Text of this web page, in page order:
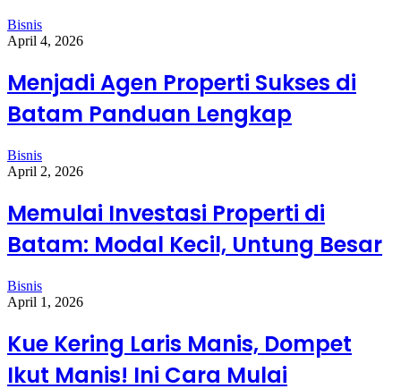
Bisnis
April 4, 2026
Menjadi Agen Properti Sukses di
Batam Panduan Lengkap
Bisnis
April 2, 2026
Memulai Investasi Properti di
Batam: Modal Kecil, Untung Besar
Bisnis
April 1, 2026
Kue Kering Laris Manis, Dompet
Ikut Manis! Ini Cara Mulai